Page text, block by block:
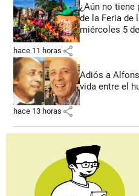
¿Aún no tiene
de la Feria de
miércoles 5
hace 11 horas share
Adiós a
vida entre el
hace 13 horas share